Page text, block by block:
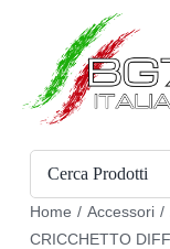
contenuto
Home / Accessori /
CRICCHETTO